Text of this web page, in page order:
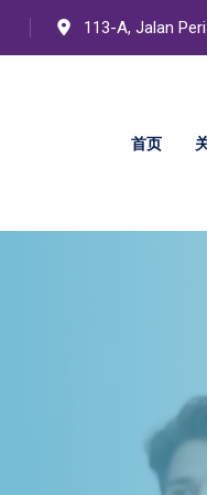
113-A, Jalan
首页